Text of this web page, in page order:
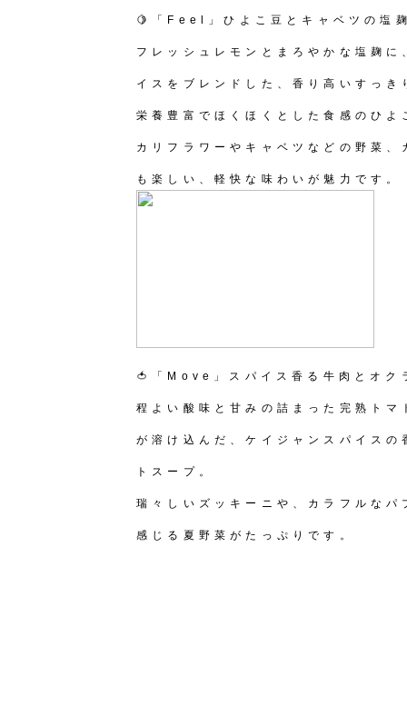
🍋「Feel」ひよこ豆とキャベツの塩
フレッシュレモンとまろやかな塩麹
イスをブレンドした、香り高いすっ
栄養豊富でほくほくとした食感のひよ
カリフラワーやキャベツなどの野菜
も楽しい、軽快な味わいが魅力です。
🍅「Move」スパイス香る牛肉とオク
程よい酸味と甘みの詰まった完熟ト
が溶け込んだ、ケイジャンスパイス
トスープ。
瑞々しいズッキーニや、カラフルな
感じる夏野菜がたっぷりです。